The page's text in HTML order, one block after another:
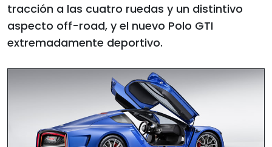
tracción a las cuatro ruedas y un distintivo
aspecto off-road, y el nuevo Polo GTI
extremadamente deportivo.